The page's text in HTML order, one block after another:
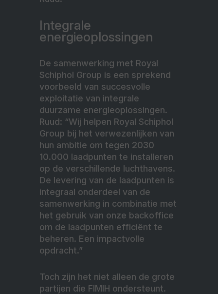
Integrale
energieoplossingen
De samenwerking met Royal
Schiphol Group is een sprekend
voorbeeld van succesvolle
exploitatie van integrale
duurzame energieoplossingen.
Ruud: “Wij helpen Royal Schiphol
Group bij het verwezenlijken van
hun ambitie om tegen 2030
10.000 laadpunten te installeren
op de verschillende luchthavens.
De levering van de laadpunten is
integraal onderdeel van de
samenwerking in combinatie met
het gebruik van onze backoffice
om de laadpunten efficiënt te
beheren. Een impactvolle
opdracht.”
Toch zijn het niet alleen de grote
partijen die FIMIH ondersteunt.